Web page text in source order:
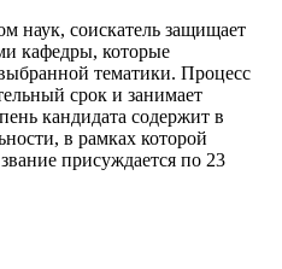
наук, соискатель защищает
кафедры, которые
тематики. Процесс
срок и занимает
кандидата содержит в
в рамках которой
присуждается по 23